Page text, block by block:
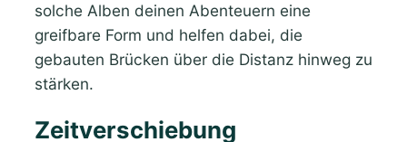
solche Alben deinen Abenteuern eine
greifbare Form und helfen dabei, die
gebauten Brücken über die Distanz hinweg zu
stärken.
Zeitverschiebung